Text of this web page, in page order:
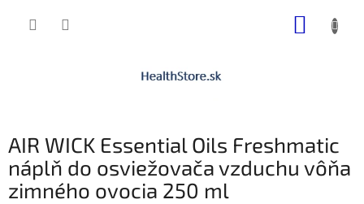
AIR WICK Essential Oils Freshmatic
náplň do osviežovača vzduchu vôňa
zimného ovocia 250 ml